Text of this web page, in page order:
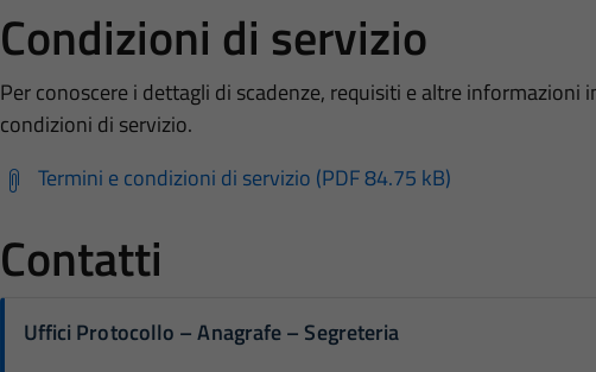
Condizioni di servizio
Per conoscere i dettagli di scadenze, requisiti e altre informazioni
condizioni di servizio.
Termini e condizioni di servizio (PDF 84.75 kB)
Contatti
Uffici Protocollo – Anagrafe – Segreteria